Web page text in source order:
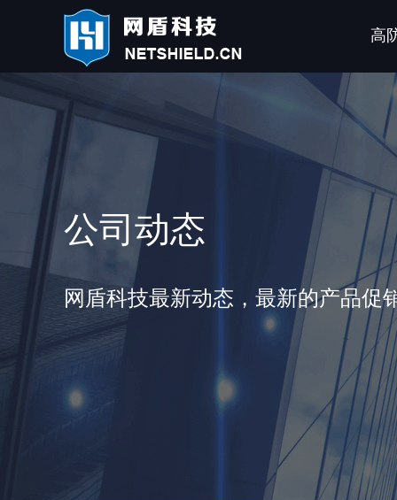
高
公司动态
网盾科技最新动态，最新的产品